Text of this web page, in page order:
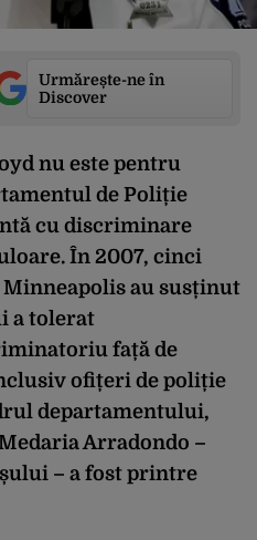
Urmărește-ne în
Discover
nu este pentru
de Poliție
cu discriminare
În 2007, cinci
au susținut
a tolerat
față de
ofițeri de poliție
departamentului,
Arradondo –
– a fost printre